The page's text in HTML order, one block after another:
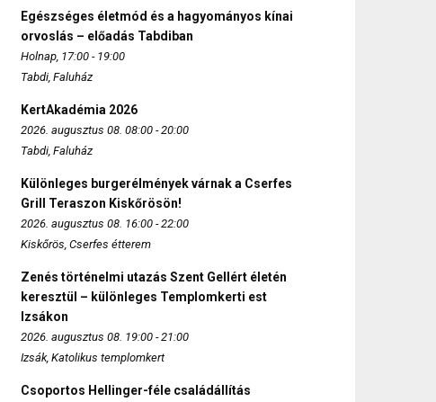
Egészséges életmód és a hagyományos kínai
orvoslás – előadás Tabdiban
Holnap, 17:00 - 19:00
Tabdi, Faluház
KertAkadémia 2026
2026. augusztus 08. 08:00 - 20:00
Tabdi, Faluház
Különleges burgerélmények várnak a Cserfes
Grill Teraszon Kiskőrösön!
2026. augusztus 08. 16:00 - 22:00
Kiskőrös, Cserfes étterem
Zenés történelmi utazás Szent Gellért életén
keresztül – különleges Templomkerti est
Izsákon
2026. augusztus 08. 19:00 - 21:00
Izsák, Katolikus templomkert
Csoportos Hellinger-féle családállítás